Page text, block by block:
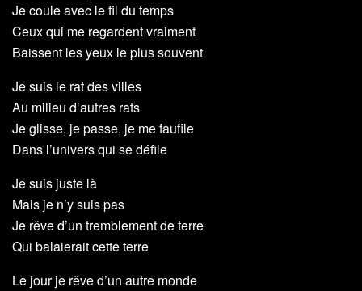
Je coule avec le fil du temps
Ceux qui me regardent vraiment
Baissent les yeux le plus souvent
Je suis le rat des villes
Au milieu d’autres rats
Je glisse, je passe, je me faufile
Dans l’univers qui se défile
Je suis juste là
Mais je n’y suis pas
Je rêve d’un tremblement de terre
Qui balaierait cette terre
Le jour je rêve d’un autre monde